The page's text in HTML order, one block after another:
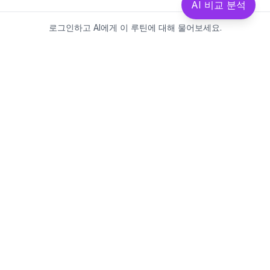
로그인하고 AI에게 이 루틴에 대해 물어보세요.
AI 비교 분석